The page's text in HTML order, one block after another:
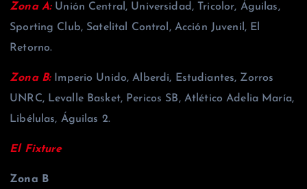
Zona A:Unión Central, Universidad, Tricolor, Águilas,
Sporting Club, Satelital Control, Acción Juvenil, El
Retorno.
Zona B:Imperio Unido, Alberdi, Estudiantes, Zorros
UNRC, Levalle Basket, Pericos SB, Atlético Adelia María,
Libélulas, Águilas 2.
El Fixture
Zona B